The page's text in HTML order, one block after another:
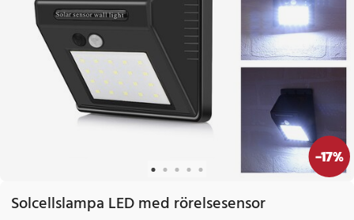
-17%
Solcellslampa LED med rörelsesensor